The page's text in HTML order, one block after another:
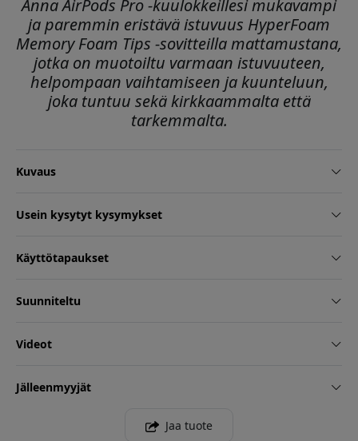
Anna AirPods Pro -kuulokkeillesi mukavampi
ja paremmin eristävä istuvuus HyperFoam
Memory Foam Tips -sovitteilla mattamustana,
jotka on muotoiltu varmaan istuvuuteen,
helpompaan vaihtamiseen ja kuunteluun,
joka tuntuu sekä kirkkaammalta että
tarkemmalta.
Kuvaus
Usein kysytyt kysymykset
Käyttötapaukset
Suunniteltu
Videot
Jälleenmyyjät
Jaa tuote